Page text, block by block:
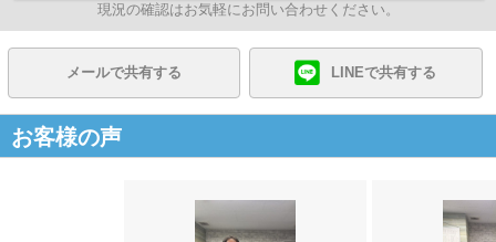
現況の確認はお気軽にお問い合わせください。
メールで共有する LINEで共有する
お客様の声